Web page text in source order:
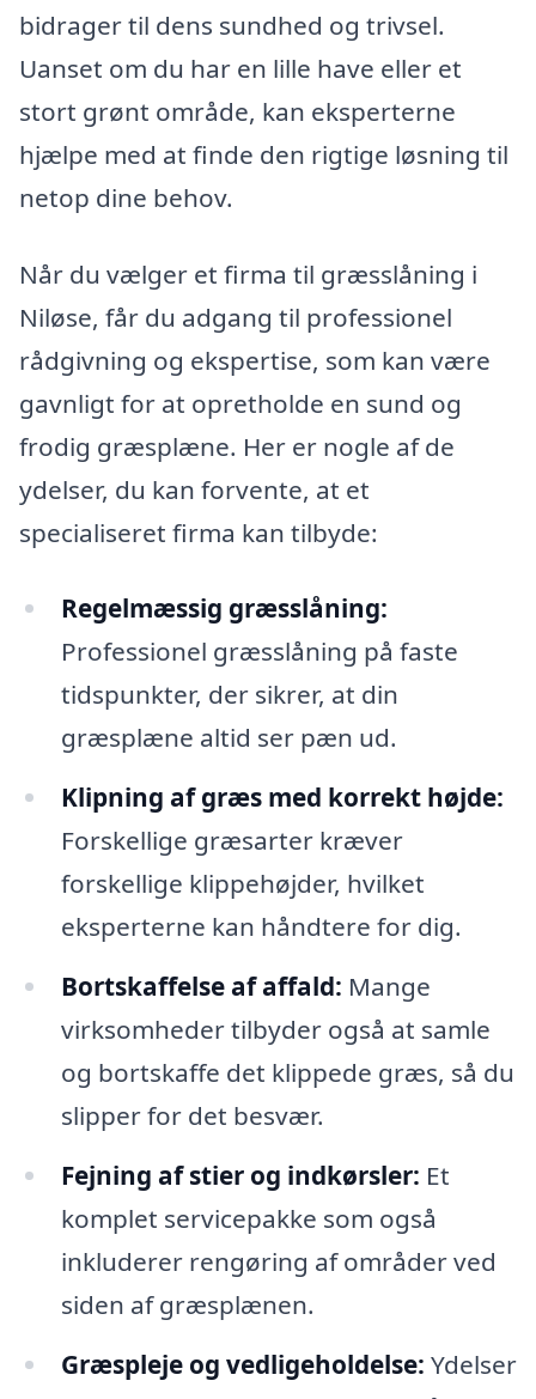
bidrager til dens sundhed og trivsel.
Uanset om du har en lille have eller et
stort grønt område, kan eksperterne
hjælpe med at finde den rigtige løsning til
netop dine behov.
Når du vælger et firma til græsslåning i
Niløse, får du adgang til professionel
rådgivning og ekspertise, som kan være
gavnligt for at opretholde en sund og
frodig græsplæne. Her er nogle af de
ydelser, du kan forvente, at et
specialiseret firma kan tilbyde:
Regelmæssig græsslåning:
Professionel græsslåning på faste
tidspunkter, der sikrer, at din
græsplæne altid ser pæn ud.
Klipning af græs med korrekt højde:
Forskellige græsarter kræver
forskellige klippehøjder, hvilket
eksperterne kan håndtere for dig.
Bortskaffelse af affald: Mange
virksomheder tilbyder også at samle
og bortskaffe det klippede græs, så du
slipper for det besvær.
Fejning af stier og indkørsler: Et
komplet servicepakke som også
inkluderer rengøring af områder ved
siden af græsplænen.
Græspleje og vedligeholdelse: Ydelser